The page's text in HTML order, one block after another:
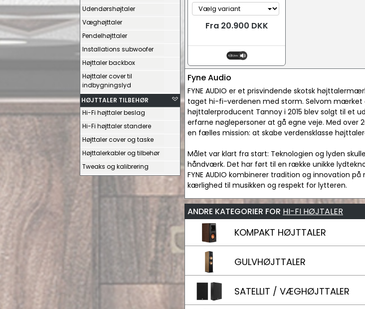
Udendørshøjtaler
Væghøjttaler
Pendelhøjttaler
Installations subwoofer
Højttaler backbox
Højttaler cover til
indbygningslyd
HØJTTALER TILBEHØR
Hi-Fi højttaler beslag
Hi-Fi højttaler standere
Højttaler cover og taske
Højttalerkabler og tilbehør
Tweaks og kalibrering
Fra 20.900 DKK
Fyne Audio
FYNE AUDIO er et prisvindende skotsk
taget hi-fi-verdenen med storm. Selvom mærket
højttalerproducent Tannoy i 2015 blev solgt til et
erfarne nøglepersoner at gå egne veje. Med over
en fælles mission: at skabe verdensklasse
Målet var klart fra start: Teknologien og lyden
håndværk. Det har ført til en række unikke
FYNE AUDIO kombinerer tradition og innovation
kærlighed til musikken og respekt for lytteren.
ANDRE KATEGORIER FOR HI-FI HØJTALER
KOMPAKT HØJTTALER
GULVHØJTTALER
SATELLIT / VÆGHØJTTALER